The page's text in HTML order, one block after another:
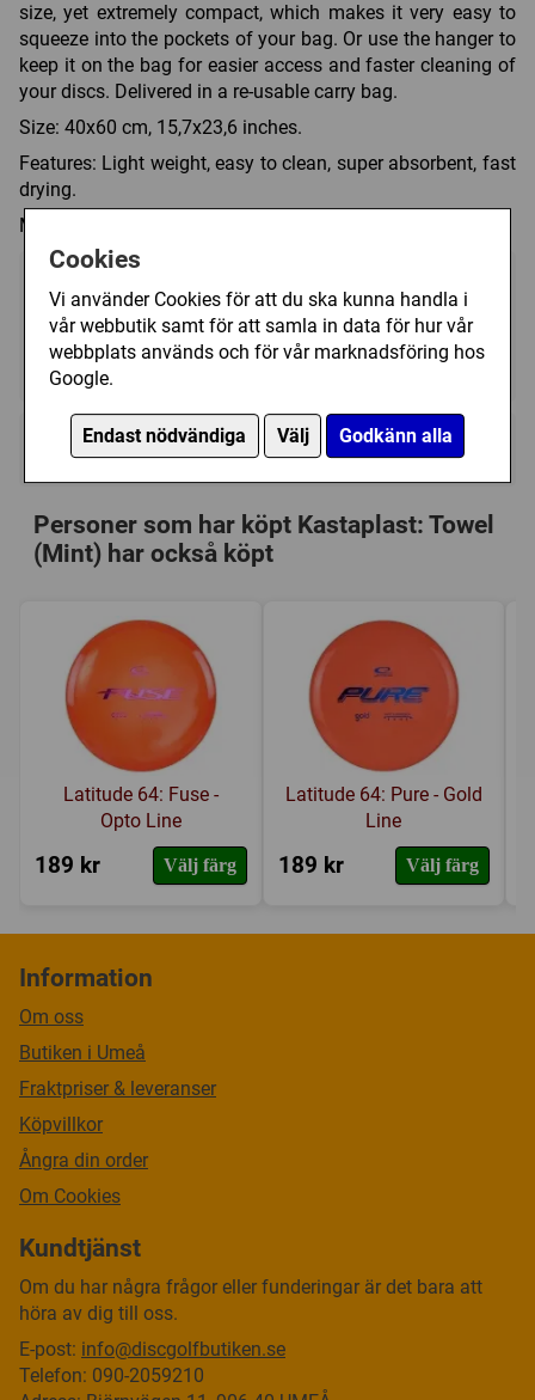
Cookies
Vi använder Cookies för att du ska kunna handla i
vår webbutik samt för att samla in data för hur vår
webbplats används och för vår marknadsföring hos
Google.
Endast nödvändiga Välj Godkänn alla
size, yet extremely compact, which makes it very easy to
squeeze into the pockets of your bag. Or use the hanger to
keep it on the bag for easier access and faster cleaning of
your discs. Delivered in a re-usable carry bag.
Size: 40x60 cm, 15,7x23,6 inches.
Features: Light weight, easy to clean, super absorbent, fast
drying.
Material: 80% polyester, 20% polyamide.
99 kr Bevaka
Tillfälligt slut
Kategori(er):Tillbehör
Personer som har köpt Kastaplast: Towel
(Mint) har också köpt
Latitude 64: Fuse -
Opto Line
189 kr Välj färg
Latitude 64: Pure - Gold
Line
189 kr Välj färg
Information
Om oss
Butiken i Umeå
Fraktpriser & leveranser
Köpvillkor
Ångra din order
Om Cookies
Kundtjänst
Om du har några frågor eller funderingar är det bara att
höra av dig till oss.
E-post: info@discgolfbutiken.se
Telefon: 090-2059210